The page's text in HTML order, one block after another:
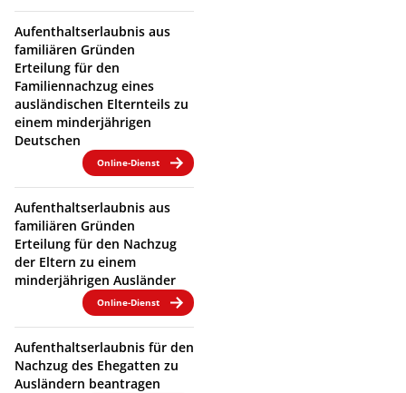
Aufenthaltserlaubnis aus
familiären Gründen
Erteilung für den
Familiennachzug eines
ausländischen Elternteils zu
einem minderjährigen
Deutschen
Online-Dienst
Aufenthaltserlaubnis aus
familiären Gründen
Erteilung für den Nachzug
der Eltern zu einem
minderjährigen Ausländer
Online-Dienst
Aufenthaltserlaubnis für den
Nachzug des Ehegatten zu
Ausländern beantragen